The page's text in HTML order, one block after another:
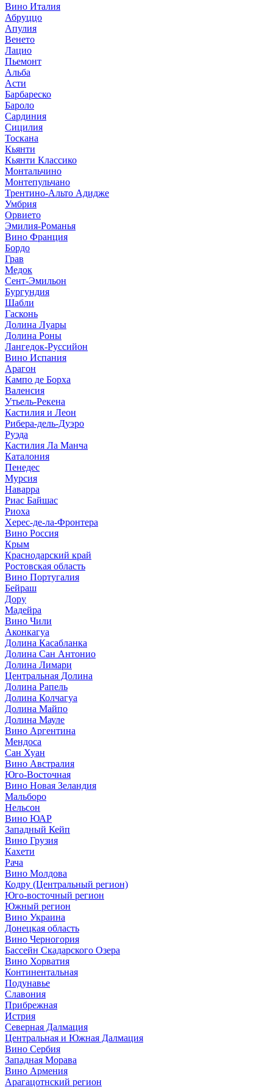
Вино Италия
Абруццо
Апулия
Венето
Лацио
Пьемонт
Альба
Асти
Барбареско
Бароло
Сардиния
Сицилия
Тоскана
Кьянти
Кьянти Классико
Монтальчино
Монтепульчано
Трентино-Альто Адидже
Умбрия
Орвието
Эмилия-Романья
Вино Франция
Бордо
Грав
Медок
Сент-Эмильон
Бургундия
Шабли
Гасконь
Долина Луары
Долина Роны
Лангедок-Руссийон
Вино Испания
Арагон
Кампо де Борха
Валенсия
Утьель-Рекена
Кастилия и Леон
Рибера-дель-Дуэро
Руэда
Кастилия Ла Манча
Каталония
Пенедес
Мурсия
Наварра
Риас Байшас
Риоха
Херес-де-ла-Фронтера
Вино Россия
Крым
Краснодарский край
Ростовская область
Вино Португалия
Бейраш
Дору
Мадейра
Вино Чили
Аконкагуа
Долина Касабланка
Долина Сан Антонио
Долина Лимари
Центральная Долина
Долина Рапель
Долина Колчагуа
Долина Майпо
Долина Мауле
Вино Аргентина
Мендоса
Сан Хуан
Вино Австралия
Юго-Восточная
Вино Новая Зеландия
Мальборо
Нельсон
Вино ЮАР
Западный Кейп
Вино Грузия
Кахети
Рача
Вино Молдова
Кодру (Центральный регион)
Юго-восточный регион
Южный регион
Вино Украина
Донецкая область
Вино Черногория
Бассейн Скадарского Озера
Вино Хорватия
Континентальная
Подунавье
Славония
Прибрежная
Истрия
Северная Далмация
Центральная и Южная Далмация
Вино Сербия
Западная Морава
Вино Армения
Арагацотнский регион